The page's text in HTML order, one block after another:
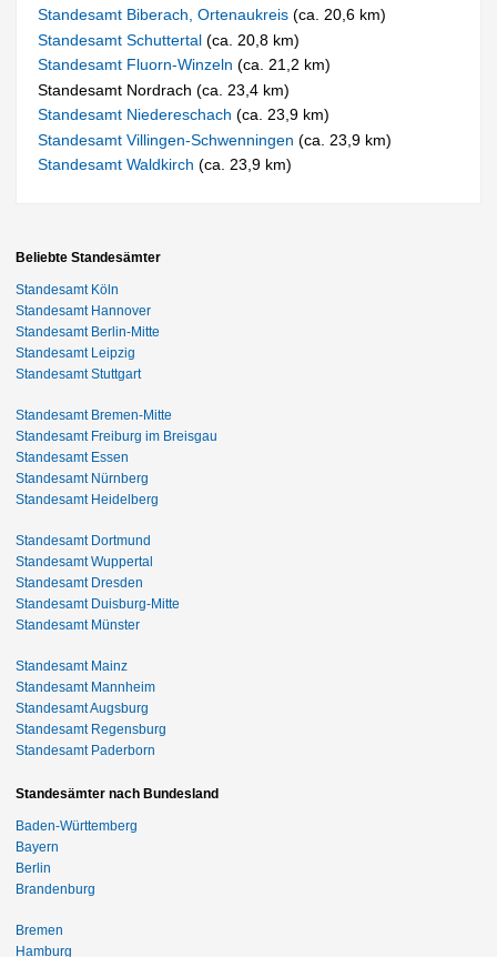
Standesamt Biberach, Ortenaukreis(ca. 20,6 km)
Standesamt Schuttertal(ca. 20,8 km)
Standesamt Fluorn-Winzeln(ca. 21,2 km)
Standesamt Nordrach (ca. 23,4 km)
Standesamt Niedereschach(ca. 23,9 km)
Standesamt Villingen-Schwenningen(ca. 23,9 km)
Standesamt Waldkirch(ca. 23,9 km)
Beliebte Standesämter
Standesamt Köln
Standesamt Hannover
Standesamt Berlin-Mitte
Standesamt Leipzig
Standesamt Stuttgart
Standesamt Bremen-Mitte
Standesamt Freiburg im Breisgau
Standesamt Essen
Standesamt Nürnberg
Standesamt Heidelberg
Standesamt Dortmund
Standesamt Wuppertal
Standesamt Dresden
Standesamt Duisburg-Mitte
Standesamt Münster
Standesamt Mainz
Standesamt Mannheim
Standesamt Augsburg
Standesamt Regensburg
Standesamt Paderborn
Standesämter nach Bundesland
Baden-Württemberg
Bayern
Berlin
Brandenburg
Bremen
Hamburg